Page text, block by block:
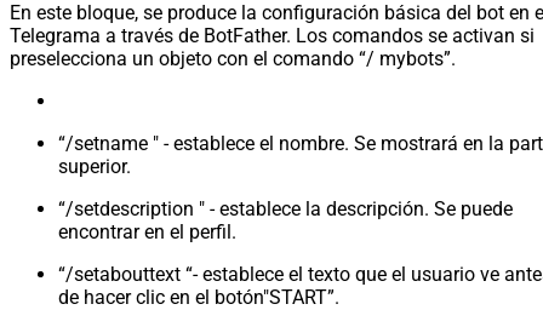
En este bloque, se produce la configuración básica del bot en
Telegrama a través de BotFather. Los comandos se activan si
preselecciona un objeto con el comando “/ mybots”.
“/setname " - establece el nombre. Se mostrará en la
superior.
“/setdescription " - establece la descripción. Se puede
encontrar en el perfil.
“/setabouttext “- establece el texto que el usuario ve
de hacer clic en el botón"START”.